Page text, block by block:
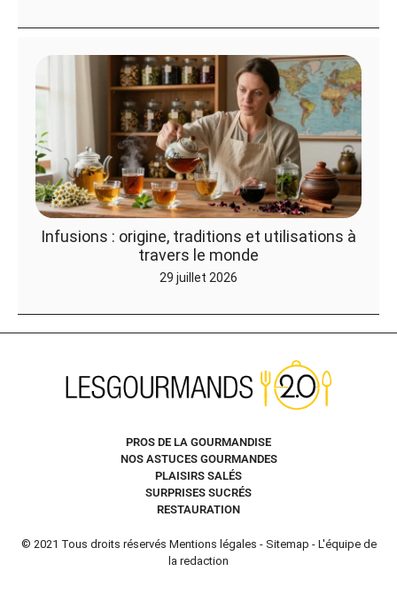
Infusions : origine, traditions et utilisations à
travers le monde
29 juillet 2026
PROS DE LA GOURMANDISE
NOS ASTUCES GOURMANDES
PLAISIRS SALÉS
SURPRISES SUCRÉS
RESTAURATION
© 2021 Tous droits réservés Mentions légales - Sitemap - L'équipe de
la redaction